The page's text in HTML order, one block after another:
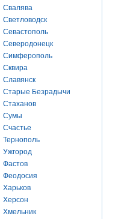
Свалява
Светловодск
Севастополь
Северодонецк
Симферополь
Сквира
Славянск
Старые Безрадычи
Стаханов
Сумы
Счастье
Тернополь
Ужгород
Фастов
Феодосия
Харьков
Херсон
Хмельник